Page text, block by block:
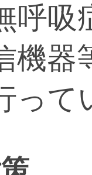
呼吸
機器
って